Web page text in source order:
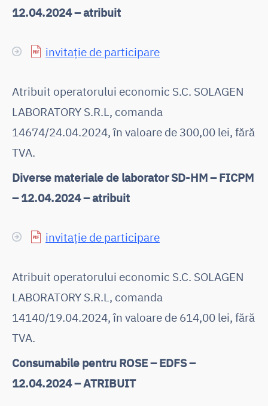
12.04.2024 – atribuit
invitație de participare
Atribuit operatorului economic S.C. SOLAGEN
LABORATORY S.R.L, comanda
14674/24.04.2024, în valoare de 300,00 lei, fără
TVA.
Diverse materiale de laborator SD-HM – FICPM
– 12.04.2024 – atribuit
invitație de participare
Atribuit operatorului economic S.C. SOLAGEN
LABORATORY S.R.L, comanda
14140/19.04.2024, în valoare de 614,00 lei, fără
TVA.
Consumabile pentru ROSE – EDFS –
12.04.2024 – ATRIBUIT